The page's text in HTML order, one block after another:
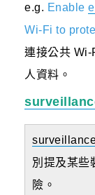
e.g. Enable
Wi-Fi to
連接公共 Wi-
人資料。
別提及某些
險。